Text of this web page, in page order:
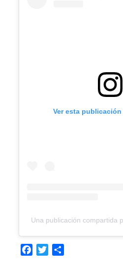
Ver esta
Una publicación compartida
Facebook
Twitter